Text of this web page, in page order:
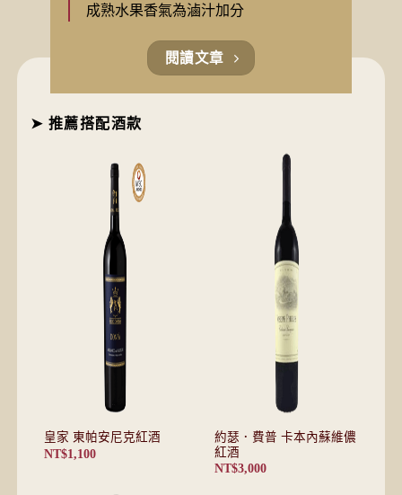
成熟水果香氣為滷汁加分
閱讀文章
➤ 推薦搭配酒款
皇家 東帕安尼克紅酒
NT$1,100
約瑟．費普 卡本內蘇維儂
紅酒
NT$3,000